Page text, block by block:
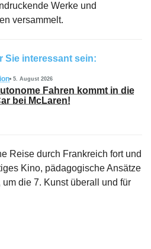
Werke und
versammelt.
Sie interessant sein:
5. August 2026
Fahren kommt in die
bei McLaren!
Reise durch Frankreich fort und
Kino, pädagogische Ansätze
die 7. Kunst überall und für